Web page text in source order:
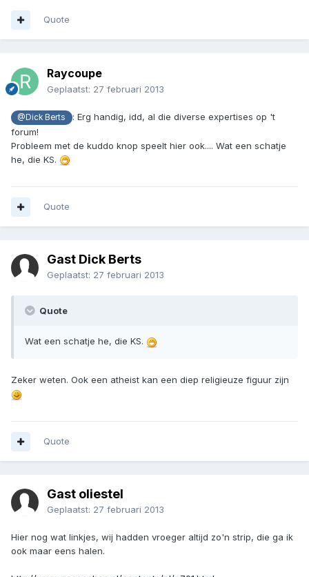
Quote
Raycoupe
Geplaatst: 27 februari 2013
@Dick Berts
: Erg handig, idd, al die diverse expertises op 't
forum!
Probleem met de kuddo knop speelt hier ook.... Wat een schatje
he, die KS.
Quote
Gast Dick Berts
Geplaatst: 27 februari 2013
Quote
Wat een schatje he, die KS.
Zeker weten. Ook een atheist kan een diep religieuze figuur zijn
Quote
Gast oliestel
Geplaatst: 27 februari 2013
Hier nog wat linkjes, wij hadden vroeger altijd zo'n strip, die ga ik
ook maar eens halen.